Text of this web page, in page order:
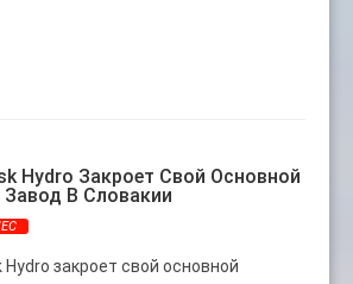
Hydro Закроет Свой Основной
В Словакии
закроет свой основной